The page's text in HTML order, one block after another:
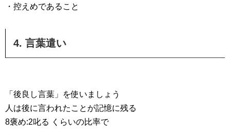
・控えめであること
4. 言葉遣い
「後良し言葉」を使いましょう
人は後に言われたことが記憶に残る
8褒め:2叱る くらいの比率で